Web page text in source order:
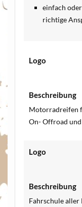
einfach
richtige
Logo
Beschreibung
Motorradreifen
On- Offroad
Logo
Beschreibung
Fahrschule aller